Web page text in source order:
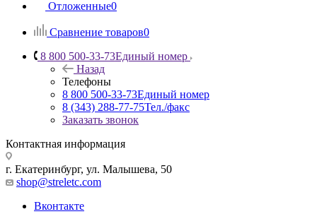
Отложенные0
Сравнение товаров0
8 800 500-33-73Единый номер
Назад
Телефоны
8 800 500-33-73Единый номер
8 (343) 288-77-75Тел./факс
Заказать звонок
Контактная информация
г. Екатеринбург, ул. Малышева, 50
shop@streletc.com
Вконтакте